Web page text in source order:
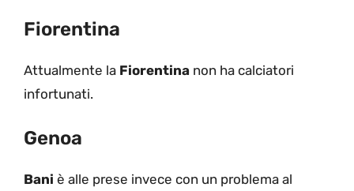
Fiorentina
Attualmente la Fiorentina non ha calciatori
infortunati.
Genoa
Bani è alle prese invece con un problema al